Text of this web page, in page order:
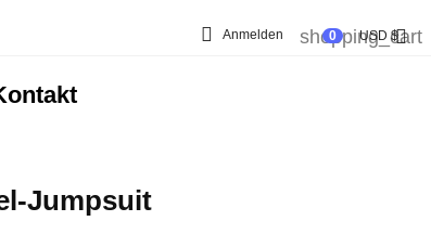
 Anmelden shopping_cart
0 USD $
Jumpsuit